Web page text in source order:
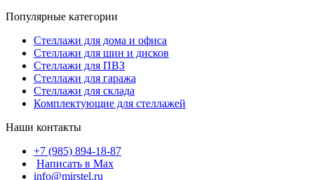
Популярные категории
Стеллажи для дома и офиса
Стеллажи для шин и дисков
Стеллажи для ПВЗ
Стеллажи для гаража
Стеллажи для склада
Комплектующие для стеллажей
Наши контакты
+7 (985) 894-18-87
Написать в Max
info@mirstel.ru